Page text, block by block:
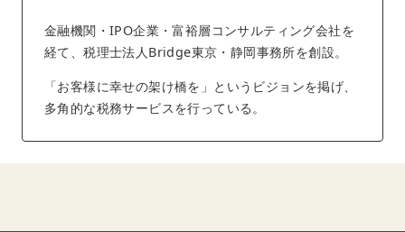
金融機関・IPO企業・富裕層コンサルティング会社を
経て、税理士法人Bridge東京・静岡事務所を創設。
「お客様に幸せの架け橋を」というビジョンを掲げ、
多角的な税務サービスを行っている。